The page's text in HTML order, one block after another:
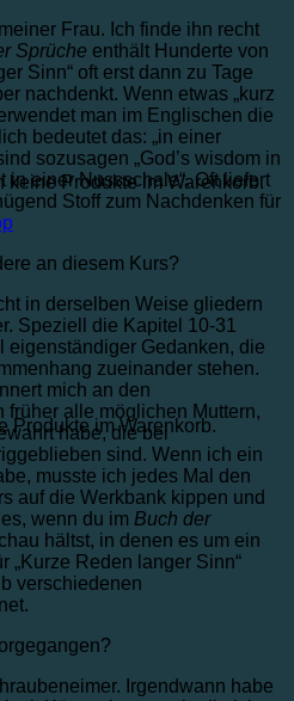
keine Produkte im Warenkorb.
Produkte im Warenkorb.
Frau. Ich finde ihn recht
Sprüche enthält Hunderte von
Sinn“ oft erst dann zu Tage
nachdenkt. Wenn etwas „kurz
man im Englischen die
bedeutet das: „in einer
sozusagen „God’s wisdom in
in einer Nussschale“. Oft liefert
Stoff zum Nachdenken für
an diesem Kurs?
in derselben Weise gliedern
Speziell die Kapitel 10-31
eigenständiger Gedanken, die
zueinander stehen.
mich an den
früher alle möglichen Muttern,
habe, die bei
sind. Wenn ich ein
musste ich jedes Mal den
auf die Werkbank kippen und
wenn du im Buch der
hältst, in denen es um ein
„Kurze Reden langer Sinn“
verschiedenen
Irgendwann habe